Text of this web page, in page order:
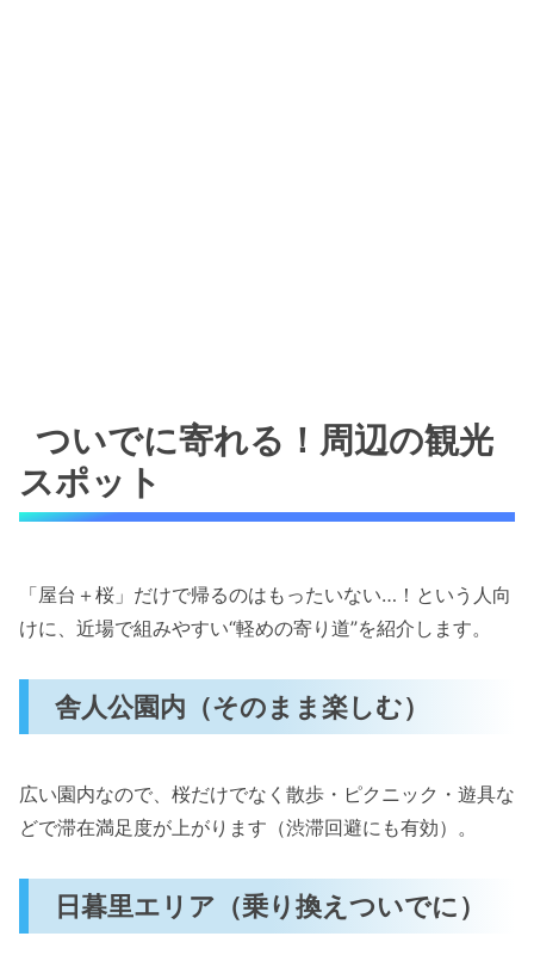
ついでに寄れる！周辺の観光
スポット
「屋台＋桜」だけで帰るのはもったいない…！という人向
けに、近場で組みやすい“軽めの寄り道”を紹介します。
舎人公園内（そのまま楽しむ）
広い園内なので、桜だけでなく散歩・ピクニック・遊具な
どで滞在満足度が上がります（渋滞回避にも有効）。
日暮里エリア（乗り換えついでに）